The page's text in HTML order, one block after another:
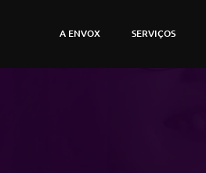
A ENVOX SERVIÇOS